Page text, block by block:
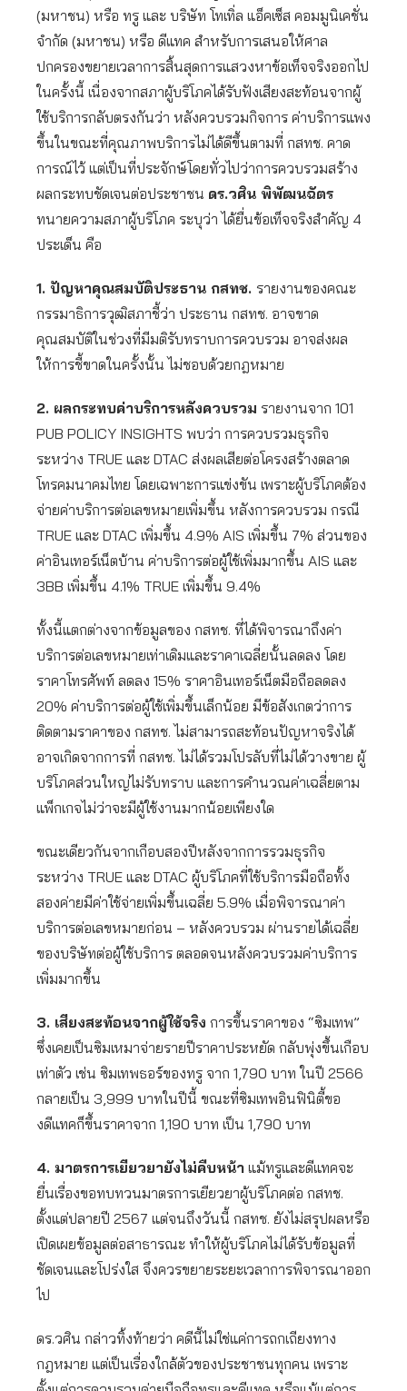
(มหาชน) หรือ ทรู และ บริษัท โทเทิ่ล แอ็คเซ็ส คอมมูนิเคชั่น
จำกัด (มหาชน) หรือ ดีแทค สำหรับการเสนอให้ศาล
ปกครองขยายเวลาการสิ้นสุดการแสวงหาข้อเท็จจริงออกไป
ในครั้งนี้ เนื่องจากสภาผู้บริโภคได้รับฟังเสียงสะท้อนจากผู้
ใช้บริการกลับตรงกันว่า หลังควบรวมกิจการ ค่าบริการแพง
ขึ้นในขณะที่คุณภาพบริการไม่ได้ดีขึ้นตามที่ กสทช. คาด
การณ์ไว้ แต่เป็นที่ประจักษ์โดยทั่วไปว่าการควบรวมสร้าง
ผลกระทบชัดเจนต่อประชาชน ดร.วศิน พิพัฒนฉัตร
ทนายความสภาผู้บริโภค ระบุว่า ได้ยื่นข้อเท็จจริงสำคัญ 4
ประเด็น คือ
1. ปัญหาคุณสมบัติประธาน กสทช. รายงานของคณะ
กรรมาธิการวุฒิสภาชี้ว่า ประธาน กสทช. อาจขาด
คุณสมบัติในช่วงที่มีมติรับทราบการควบรวม อาจส่งผล
ให้การชี้ขาดในครั้งนั้น ไม่ชอบด้วยกฎหมาย
2. ผลกระทบค่าบริการหลังควบรวม รายงานจาก 101
PUB POLICY INSIGHTS พบว่า การควบรวมธุรกิจ
ระหว่าง TRUE และ DTAC ส่งผลเสียต่อโครงสร้างตลาด
โทรคมนาคมไทย โดยเฉพาะการแข่งขัน เพราะผู้บริโภคต้อง
จ่ายค่าบริการต่อเลขหมายเพิ่มขึ้น หลังการควบรวม กรณี
TRUE และ DTAC เพิ่มขึ้น 4.9% AIS เพิ่มขึ้น 7% ส่วนของ
ค่าอินเทอร์เน็ตบ้าน ค่าบริการต่อผู้ใช้เพิ่มมากขึ้น AIS และ
3BB เพิ่มขึ้น 4.1% TRUE เพิ่มขึ้น 9.4%
ทั้งนี้แตกต่างจากข้อมูลของ กสทช. ที่ได้พิจารณาถึงค่า
บริการต่อเลขหมายเท่าเดิมและราคาเฉลี่ยนั้นลดลง โดย
ราคาโทรศัพท์ ลดลง 15% ราคาอินเทอร์เน็ตมือถือลดลง
20% ค่าบริการต่อผู้ใช้เพิ่มขึ้นเล็กน้อย มีข้อสังเกตว่าการ
ติดตามราคาของ กสทช. ไม่สามารถสะท้อนปัญหาจริงได้
อาจเกิดจากการที่ กสทช. ไม่ได้รวมโปรลับที่ไม่ได้วางขาย ผู้
บริโภคส่วนใหญ่ไม่รับทราบ และการคำนวณค่าเฉลี่ยตาม
แพ็กเกจไม่ว่าจะมีผู้ใช้งานมากน้อยเพียงใด
ขณะเดียวกันจากเกือบสองปีหลังจากการรวมธุรกิจ
ระหว่าง TRUE และ DTAC ผู้บริโภคที่ใช้บริการมือถือทั้ง
สองค่ายมีค่าใช้จ่ายเพิ่มขึ้นเฉลี่ย 5.9% เมื่อพิจารณาค่า
บริการต่อเลขหมายก่อน – หลังควบรวม ผ่านรายได้เฉลี่ย
ของบริษัทต่อผู้ใช้บริการ ตลอดจนหลังควบรวมค่าบริการ
เพิ่มมากขึ้น
3. เสียงสะท้อนจากผู้ใช้จริง การขึ้นราคาของ “ซิมเทพ”
ซึ่งเคยเป็นซิมเหมาจ่ายรายปีราคาประหยัด กลับพุ่งขึ้นเกือบ
เท่าตัว เช่น ซิมเทพธอร์ของทรู จาก 1,790 บาท ในปี 2566
กลายเป็น 3,999 บาทในปีนี้ ขณะที่ซิมเทพอินฟินิตี้ขอ
งดีแทคก็ขึ้นราคาจาก 1,190 บาท เป็น 1,790 บาท
4. มาตรการเยียวยายังไม่คืบหน้า แม้ทรูและดีแทคจะ
ยื่นเรื่องขอทบทวนมาตรการเยียวยาผู้บริโภคต่อ กสทช.
ตั้งแต่ปลายปี 2567 แต่จนถึงวันนี้ กสทช. ยังไม่สรุปผลหรือ
เปิดเผยข้อมูลต่อสาธารณะ ทำให้ผู้บริโภคไม่ได้รับข้อมูลที่
ชัดเจนและโปร่งใส จึงควรขยายระยะเวลาการพิจารณาออก
ไป
ดร.วศิน กล่าวทิ้งท้ายว่า คดีนี้ไม่ใช่แค่การถกเถียงทาง
กฎหมาย แต่เป็นเรื่องใกล้ตัวของประชาชนทุกคน เพราะ